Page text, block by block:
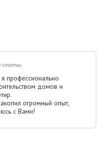
статьи
профессионально
домов и
огромный опыт,
с Вами!